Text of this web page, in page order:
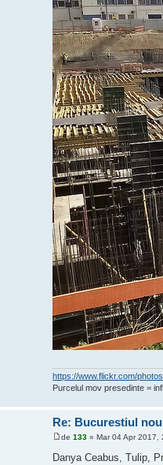
https://www.flickr.com/
Purcelul mov presedinte =
Re: Bucurestiul nou
de133 » Mar 04 Apr 2017,
Danya Ceabus, Tulip,